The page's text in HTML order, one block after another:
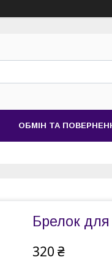
ОБМІН ТА
Брелок для
320 ₴